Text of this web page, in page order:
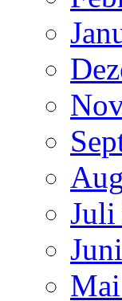
Juli